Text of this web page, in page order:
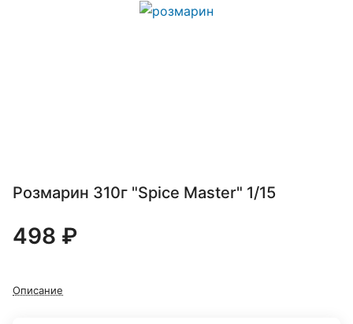
Розмарин 310г "Spice Master" 1/15
498 ₽
Описание